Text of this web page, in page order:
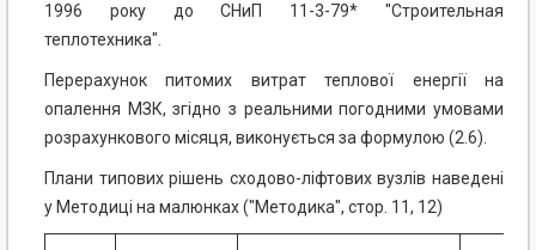
1996 року до СНиП 11-3-79* "Строительная
теплотехника".
Перерахунок питомих витрат теплової енергії на
опалення МЗК, згідно з реальними погодними умовами
розрахункового місяця, виконується за формулою (2.6).
Плани типових рішень сходово-ліфтових вузлів наведені
у Методиці на малюнках ("Методика", стор. 11, 12)